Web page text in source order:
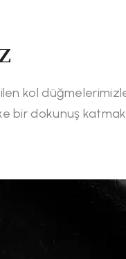
kol düğmelerimizle
bir dokunuş